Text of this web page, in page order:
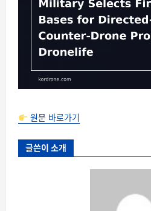
원문 바로가기
글쓴이 소개